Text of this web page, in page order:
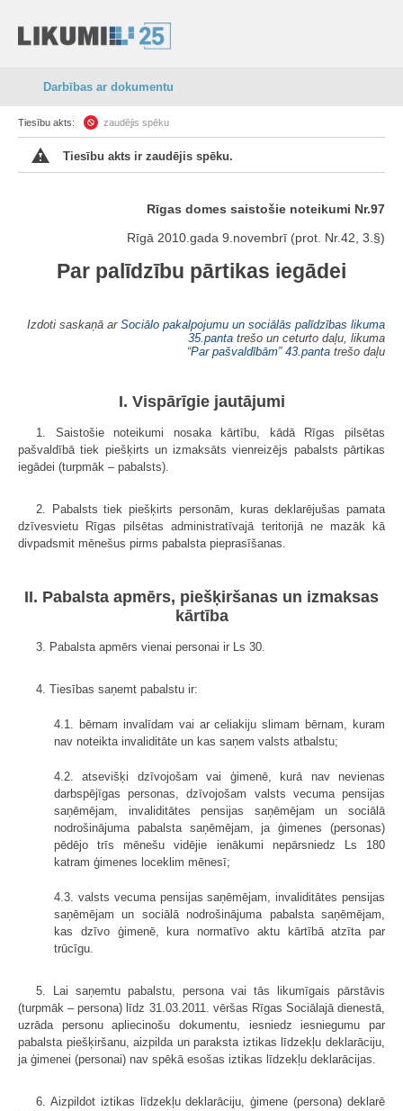
Darbības ar dokumentu
Tiesību akts: zaudējis spēku
Tiesību akts ir zaudējis spēku.
Rīgas domes saistošie noteikumi Nr.97
Rīgā 2010.gada 9.novembrī (prot. Nr.42, 3.§)
Par palīdzību pārtikas iegādei
Izdoti saskaņā ar Sociālo pakalpojumu un sociālās palīdzības likuma
35.panta trešo un ceturto daļu, likuma
“Par pašvaldībām” 43.panta trešo daļu
I. Vispārīgie jautājumi
1. Saistošie noteikumi nosaka kārtību, kādā Rīgas pilsētas
pašvaldībā tiek piešķirts un izmaksāts vienreizējs pabalsts pārtikas
iegādei (turpmāk – pabalsts).
2. Pabalsts tiek piešķirts personām, kuras deklarējušas pamata
dzīvesvietu Rīgas pilsētas administratīvajā teritorijā ne mazāk kā
divpadsmit mēnešus pirms pabalsta pieprasīšanas.
II. Pabalsta apmērs, piešķiršanas un izmaksas
kārtība
3. Pabalsta apmērs vienai personai ir Ls 30.
4. Tiesības saņemt pabalstu ir:
4.1. bērnam invalīdam vai ar celiakiju slimam bērnam, kuram
nav noteikta invaliditāte un kas saņem valsts atbalstu;
4.2. atsevišķi dzīvojošam vai ģimenē, kurā nav nevienas
darbspējīgas personas, dzīvojošam valsts vecuma pensijas
saņēmējam, invaliditātes pensijas saņēmējam un sociālā
nodrošinājuma pabalsta saņēmējam, ja ģimenes (personas)
pēdējo trīs mēnešu vidējie ienākumi nepārsniedz Ls 180
katram ģimenes loceklim mēnesī;
4.3. valsts vecuma pensijas saņēmējam, invaliditātes pensijas
saņēmējam un sociālā nodrošinājuma pabalsta saņēmējam,
kas dzīvo ģimenē, kura normatīvo aktu kārtībā atzīta par
trūcīgu.
5. Lai saņemtu pabalstu, persona vai tās likumīgais pārstāvis
(turpmāk – persona) līdz 31.03.2011. vēršas Rīgas Sociālajā dienestā,
uzrāda personu apliecinošu dokumentu, iesniedz iesniegumu par
pabalsta piešķiršanu, aizpilda un paraksta iztikas līdzekļu deklarāciju,
ja ģimenei (personai) nav spēkā esošas iztikas līdzekļu deklarācijas.
6. Aizpildot iztikas līdzekļu deklarāciju, ģimene (persona) deklarē